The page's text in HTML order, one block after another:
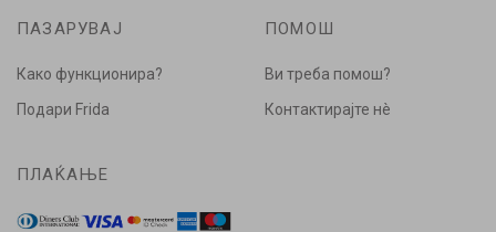
ПАЗАРУВАЈ
Како функционира?
Подари Frida
ПОМОШ
Ви треба помош?
Контактирајте нè
ПЛАЌАЊЕ